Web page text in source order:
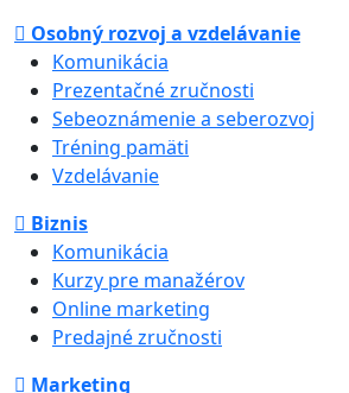
Osobný rozvoj a vzdelávanie
Komunikácia
Prezentačné zručnosti
Sebeoznámenie a seberozvoj
Tréning pamäti
Vzdelávanie
Biznis
Komunikácia
Kurzy pre manažérov
Online marketing
Predajné zručnosti
Marketing